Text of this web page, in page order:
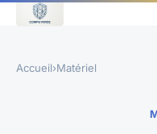
Accueil›Matériel